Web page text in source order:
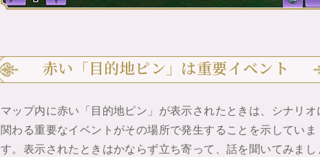
赤い「目的地ピン」は重要イベント
マップ内に赤い「目的地ピン」が表示されたときは、シナリオ
関わる重要なイベントがその場所で発生することを示していま
す。表示されたときはかならず立ち寄って、話を聞いてみまし